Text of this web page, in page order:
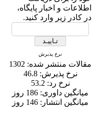
اطلاعات و اخبار پایگاه،
در کادر زیر وارد کنید.
نرخ پذیرش
مقالات منتشر شده: 1302
نرخ پذیرش:46.8
نرخ رد: 53.2
میانگین داوری: 186 روز
میانگین انتشار: 146 روز